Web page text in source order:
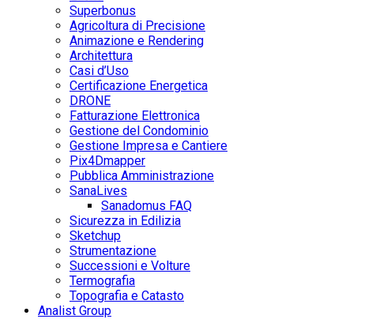
Superbonus
Agricoltura di Precisione
Animazione e Rendering
Architettura
Casi d’Uso
Certificazione Energetica
DRONE
Fatturazione Elettronica
Gestione del Condominio
Gestione Impresa e Cantiere
Pix4Dmapper
Pubblica Amministrazione
SanaLives
Sanadomus FAQ
Sicurezza in Edilizia
Sketchup
Strumentazione
Successioni e Volture
Termografia
Topografia e Catasto
Analist Group